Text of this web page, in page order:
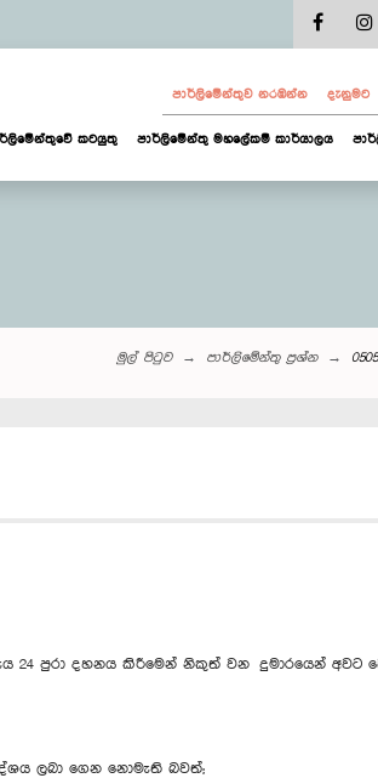
පාර්ලි‌මේන්තුව නරඹන්න දැනුමට
කටයුතු පාර්ලිමේන්තු මහලේකම් කාර්යාලය
මුල් පිටුව පාර්ලි‌මේන්තු‌ ප්‍රශ්න
පුරා දහනය කිරීමෙන් නිකුත් වන දුමාරයෙන් අවට
ලබා ගෙන නොමැති බවත්;